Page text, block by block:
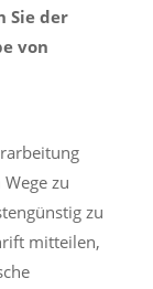
Sie der
von
zu
zu
mitteilen,